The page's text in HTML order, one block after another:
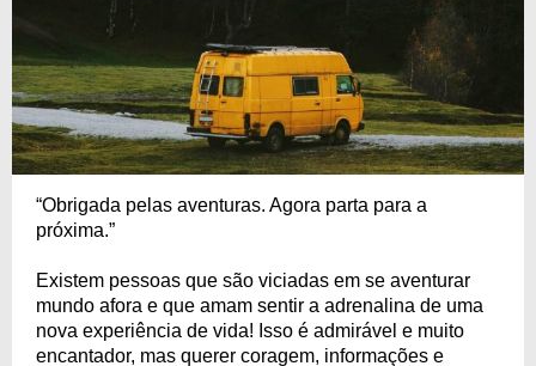
“Obrigada pelas aventuras. Agora parta para a
próxima.”
Existem pessoas que são viciadas em se aventurar
mundo afora e que amam sentir a adrenalina de uma
nova experiência de vida! Isso é admirável e muito
encantador, mas querer coragem, informações e